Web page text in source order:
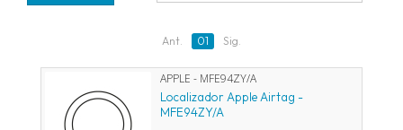
Ant. 01 Sig.
APPLE - MFE94ZY/A
Localizador Apple Airtag -
MFE94ZY/A